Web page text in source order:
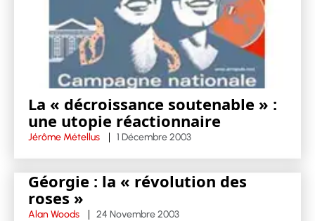
La « décroissance soutenable » :
une utopie réactionnaire
Jérôme Métellus 1 Décembre 2003
Géorgie : la « révolution des
roses »
Alan Woods 24 Novembre 2003